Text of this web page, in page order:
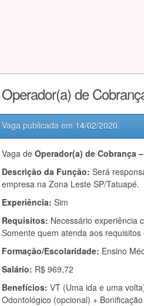
Operador(a) de
Vaga publicada em 14/02/2020.
Vaga de Operador(a) de Cobrança
Descrição da Função: Será
empresa na Zona Leste SP/Tatuapé.
Experiência: Sim
Requisitos: Necessário experiência
Somente quem atenda aos
Formação/Escolaridade: Ensino
Salário: R$ 969,72
Benefícios: VT (Uma ida e uma
Odontológico (opcional) + Bonificação